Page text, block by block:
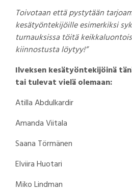
Toivotaan että pystytään
kesätyöntekijöille esimerkiksi
turnauksissa töitä
kiinnostusta löytyy!”
Ilveksen kesätyöntekijöinä
tai tulevat vielä olemaan:
Atilla Abdulkardir
Amanda Viitala
Saana Törmänen
Elviira Huotari
Miko Lindman